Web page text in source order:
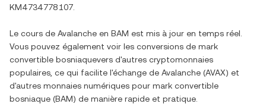
KM4 734 778 107
Le cours de Avalanche en BAM est mis à jour en temps réel.
Vous pouvez également voir les conversions de mark
convertible bosniaquevers d'autres cryptomonnaies
populaires, ce qui facilite l'échange de Avalanche (AVAX) et
d'autres monnaies numériques pour mark convertible
bosniaque (BAM) de manière rapide et pratique.